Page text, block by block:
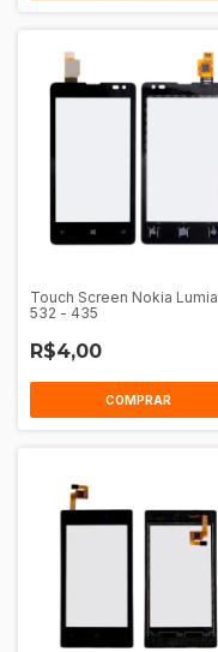
Touch Screen Nokia Lumia
532 - 435
R$4,00
COMPRAR